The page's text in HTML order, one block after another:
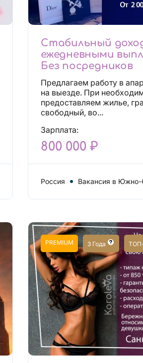
Стабильный
ежедневными
Без посредников
Предлагаем работу в
на выезде. При необходимости
предоставляем жилье,
свободный, во...
Зарплата:
800 000 ₽
Россия Вакансия в Южно-
PREMIUM 3 Года